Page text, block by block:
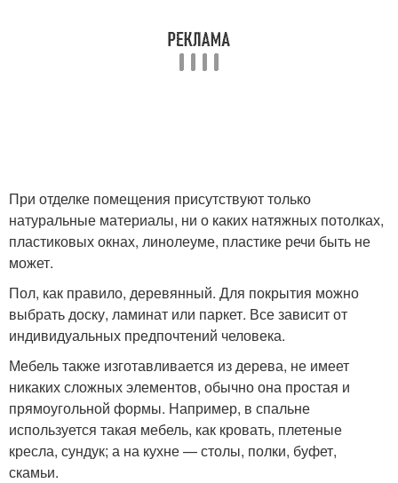
При отделке помещения присутствуют только
натуральные материалы, ни о каких натяжных потолках,
пластиковых окнах, линолеуме, пластике речи быть не
может.
Пол, как правило, деревянный. Для покрытия можно
выбрать доску, ламинат или паркет. Все зависит от
индивидуальных предпочтений человека.
Мебель также изготавливается из дерева, не имеет
никаких сложных элементов, обычно она простая и
прямоугольной формы. Например, в спальне
используется такая мебель, как кровать, плетеные
кресла, сундук; а на кухне — столы, полки, буфет,
скамьи.